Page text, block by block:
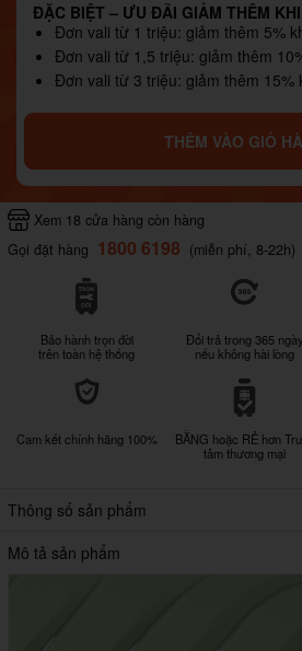
ĐẶC BIỆT – ƯU ĐÃI GIẢM THÊM
Đơn vali từ 1 triệu: giảm thêm 5%
Đơn vali từ 1,5 triệu: giảm thêm
Đơn vali từ 3 triệu: giảm thêm 15%
THÊM VÀO GIỎ
Xem 18 cửa hàng còn hàng
Gọi đặt hàng 1800 6198 (miễn phí, 8-22h)
Bảo hành trọn đời
trên toàn hệ thống
Đổi trả trong 365 ngày
nếu không hài lòng
Cam kết chính hãng 100%
BẰNG hoặc RẺ hơn
tâm thương mại
Thông số sản phẩm
Mô tả sản phẩm